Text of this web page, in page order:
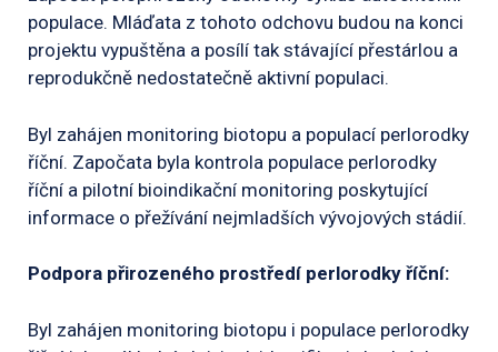
populace. Mláďata z tohoto odchovu budou na konci
projektu vypuštěna a posílí tak stávající přestárlou a
reprodukčně nedostatečně aktivní populaci.
Byl zahájen monitoring biotopu a populací perlorodky
říční. Započata byla kontrola populace perlorodky
říční a pilotní bioindikační monitoring poskytující
informace o přežívání nejmladších vývojových stádií.
Podpora přirozeného prostředí perlorodky říční:
Byl zahájen monitoring biotopu i populace perlorodky